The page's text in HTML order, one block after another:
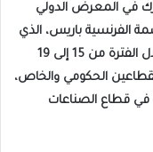
في المعرض الدولي
2026» في العاصمة الفرنسية باريس، الذي
تنظمه الهيئة العامة للصناعات العسكرية خلال الفترة من 15 إلى 19
وطنية من القطاعين الحكومي والخاص،
في قطاع الصناعات